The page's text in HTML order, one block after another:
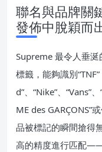
聯名與品牌關
發佈中脫穎而
Supreme 最令人垂
標籤，能夠識別
d”、“Nike”、“Vans”
ME des GARÇONS”
品被標記的瞬間搶得
高的精度進行匹配